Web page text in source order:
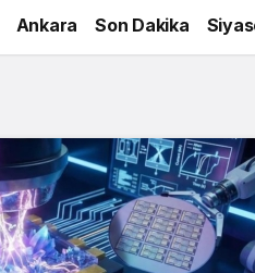
Ankara Son Dakika